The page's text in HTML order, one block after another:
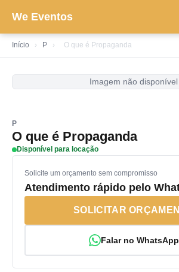
We Eventos
Início › P › O que é Propaganda
Imagem não disponível
P
O que é Propaganda
Disponível para locação
Solicite um orçamento sem compromisso
Atendimento rápido pelo
SOLICITAR
Falar no WhatsApp